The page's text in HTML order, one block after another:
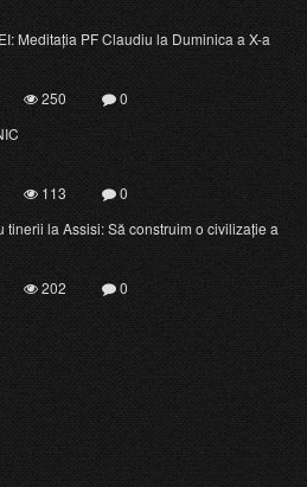
Meditația PF Claudiu la Duminica a X-a
250
0
113
0
tinerii la Assisi: Să construim o civilizație a
202 0